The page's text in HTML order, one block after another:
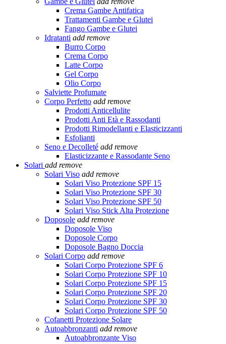
Crema Gambe Antifatica
Trattamenti Gambe e Glutei
Fango Gambe e Glutei
Idratanti add remove
Burro Corpo
Crema Corpo
Latte Corpo
Gel Corpo
Olio Corpo
Salviette Profumate
Corpo Perfetto add remove
Prodotti Anticellulite
Prodotti Anti Età e Rassodanti
Prodotti Rimodellanti e Elasticizzanti
Esfolianti
Seno e Decolleté add remove
Elasticizzante e Rassodante Seno
Solari add remove
Solari Viso add remove
Solari Viso Protezione SPF 15
Solari Viso Protezione SPF 30
Solari Viso Protezione SPF 50
Solari Viso Stick Alta Protezione
Doposole add remove
Doposole Viso
Doposole Corpo
Doposole Bagno Doccia
Solari Corpo add remove
Solari Corpo Protezione SPF 6
Solari Corpo Protezione SPF 10
Solari Corpo Protezione SPF 15
Solari Corpo Protezione SPF 20
Solari Corpo Protezione SPF 30
Solari Corpo Protezione SPF 50
Cofanetti Protezione Solare
Autoabbronzanti add remove
Autoabbronzante Viso